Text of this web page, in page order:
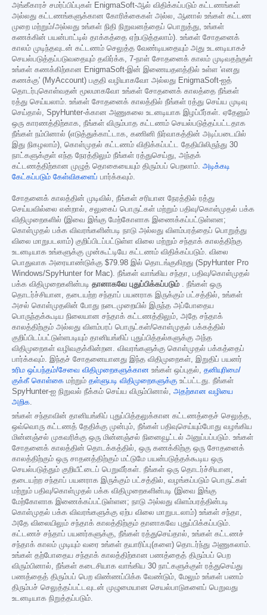
அங்கீகாரச் சமர்ப்பிப்புகள் EnigmaSoft-ஆல் விதிக்கப்படும் கட்டணங்கள்
அல்லது கட்டணங்களுக்கான கோரிக்கைகள் அல்ல, ஆனால் உங்கள் கட்டண
முறை மற்றும்/அல்லது உங்கள் நிதி நிறுவனத்தைப் பொறுத்து, உங்கள்
கணக்கின் பயன்பாட்டில் தாக்கத்தை ஏற்படுத்தலாம்). உங்கள் சோதனைக்
காலம் முடிந்தவுடன் கட்டணம் செலுத்த வேண்டியதையும் அது உடனடியாகச்
செயல்படுத்தப்படுவதையும் தவிர்க்க, 7-நாள் சோதனைக் காலம் முடிவதற்குள்
உங்கள் கணக்கிற்கான EnigmaSoft-இன் இணையதளத்தில் உள்ள 'எனது
கணக்கு' (MyAccount) பகுதி வழியாகவோ அல்லது EnigmaSoft-ஐத்
தொடர்புகொள்வதன் மூலமாகவோ உங்கள் சோதனைக் காலத்தை நீங்கள்
ரத்து செய்யலாம். உங்கள் சோதனைக் காலத்தில் நீங்கள் ரத்து செய்ய முடிவு
செய்தால், SpyHunter-க்கான அணுகலை உடனடியாக இழப்பீர்கள். ஏதேனும்
ஒரு காரணத்திற்காக, நீங்கள் விரும்பாத கட்டணம் செயல்படுத்தப்பட்டதாக
நீங்கள் நம்பினால் (எடுத்துக்காட்டாக, கணினி நிர்வாகத்தின் அடிப்படையில்
இது நிகழலாம்), கொள்முதல் கட்டணம் விதிக்கப்பட்ட தேதியிலிருந்து 30
நாட்களுக்குள் எந்த நேரத்திலும் நீங்கள் ரத்துசெய்து, அந்தக்
கட்டணத்திற்கான முழுத் தொகையையும் திரும்பப் பெறலாம். அடிக்கடி
கேட்கப்படும் கேள்விகளைப் பார்க்கவும்.
சோதனைக் காலத்தின் முடிவில், நீங்கள் சரியான நேரத்தில் ரத்து
செய்யவில்லை என்றால், சலுகைப் பொருட்கள் மற்றும் பதிவு/கொள்முதல் பக்க
விதிமுறைகளில் (இவை இங்கு மேற்கோளாக இணைக்கப்பட்டுள்ளன;
கொள்முதல் பக்க விவரங்களின்படி நாடு அல்லது விளம்பரத்தைப் பொறுத்து
விலை மாறுபடலாம்) குறிப்பிடப்பட்டுள்ள விலை மற்றும் சந்தாக் காலத்திற்கு
உடனடியாக உங்களுக்கு முன்கூட்டியே கட்டணம் விதிக்கப்படும். விலை
பொதுவாக அரையாண்டுக்கு $79.98 இல் தொடங்குகிறது (SpyHunter Pro
Windows/SpyHunter for Mac). நீங்கள் வாங்கிய சந்தா, பதிவு/கொள்முதல்
பக்க விதிமுறைகளின்படி தானாகவே புதுப்பிக்கப்படும் . நீங்கள் ஒரு
தொடர்ச்சியான, தடையற்ற சந்தாப் பயனராக இருக்கும் பட்சத்தில், உங்கள்
அசல் கொள்முதலின் போது நடைமுறையில் இருந்த அப்போதைய
பொருந்தக்கூடிய நிலையான சந்தாக் கட்டணத்திலும், அதே சந்தாக்
காலத்திற்கும் அல்லது விளம்பரப் பொருட்கள்/கொள்முதல் பக்கத்தில்
குறிப்பிடப்பட்டுள்ளபடியும் தானியங்கிப் புதுப்பித்தல்களுக்கு அந்த
விதிமுறைகள் வழிவகுக்கின்றன. விவரங்களுக்கு கொள்முதல் பக்கத்தைப்
பார்க்கவும். இந்தச் சோதனையானது இந்த விதிமுறைகள், இறுதிப் பயனர்
உரிம ஒப்பந்தம்/சேவை விதிமுறைகளுக்கான உங்கள் ஒப்புதல், தனியுரிமை/
குக்கீ கொள்கை மற்றும் தள்ளுபடி விதிமுறைகளுக்கு உட்பட்டது. நீங்கள்
SpyHunter-ஐ நிறுவல் நீக்கம் செய்ய விரும்பினால், அதற்கான வழியை
அறிக.
உங்கள் சந்தாவின் தானியங்கிப் புதுப்பித்தலுக்கான கட்டணத்தைச் செலுத்த,
ஒவ்வொரு கட்டணத் தேதிக்கு முன்பும், நீங்கள் பதிவுசெய்யும்போது வழங்கிய
மின்னஞ்சல் முகவரிக்கு ஒரு மின்னஞ்சல் நினைவூட்டல் அனுப்பப்படும். உங்கள்
சோதனைக் காலத்தின் தொடக்கத்தில், ஒரு கணக்கிற்கு ஒரு சோதனைக்
காலத்திற்கும் ஒரு சாதனத்திற்கும் மட்டுமே பயன்படுத்தக்கூடிய ஒரு
செயல்படுத்தும் குறியீட்டைப் பெறுவீர்கள். நீங்கள் ஒரு தொடர்ச்சியான,
தடையற்ற சந்தாப் பயனராக இருக்கும் பட்சத்தில், வழங்கப்படும் பொருட்கள்
மற்றும் பதிவு/கொள்முதல் பக்க விதிமுறைகளின்படி (இவை இங்கு
மேற்கோளாக இணைக்கப்பட்டுள்ளன; நாடு அல்லது விளம்பரத்தின்படி
கொள்முதல் பக்க விவரங்களுக்கு ஏற்ப விலை மாறுபடலாம்) உங்கள் சந்தா,
அதே விலையிலும் சந்தாக் காலத்திற்கும் தானாகவே புதுப்பிக்கப்படும்.
கட்டணச் சந்தாப் பயனர்களுக்கு, நீங்கள் ரத்துசெய்தால், உங்கள் கட்டணச்
சந்தாக் காலம் முடியும் வரை உங்கள் தயாரிப்பு(களை) தொடர்ந்து அணுகலாம்.
உங்கள் தற்போதைய சந்தாக் காலத்திற்கான பணத்தைத் திரும்பப் பெற
விரும்பினால், நீங்கள் கடைசியாக வாங்கிய 30 நாட்களுக்குள் ரத்துசெய்து
பணத்தைத் திரும்பப் பெற விண்ணப்பிக்க வேண்டும், மேலும் உங்கள் பணம்
திரும்பச் செலுத்தப்பட்டவுடன் முழுமையான செயல்பாடுகளைப் பெறுவது
உடனடியாக நிறுத்தப்படும்.